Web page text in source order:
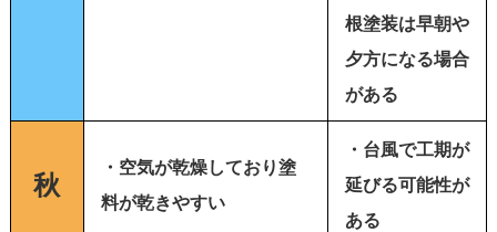
根塗装は早朝や
夕方になる場合
がある
秋
・空気が乾燥しており塗
料が乾きやすい
・台風で工期が
延びる可能性が
ある